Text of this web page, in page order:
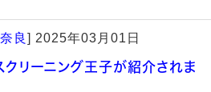
良 ] 2025年03月01日
クリーニング王子が紹介されま